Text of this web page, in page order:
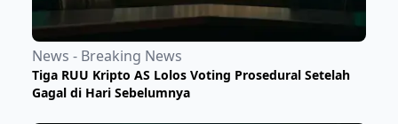
News - Breaking News
Tiga RUU Kripto AS Lolos Voting Prosedural Setelah
Gagal di Hari Sebelumnya